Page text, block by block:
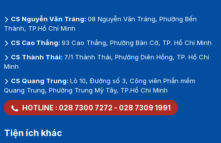
CS Nguyễn Văn Tráng: 08 Nguyễn Văn Tráng, Phường Bến
Thành, TP.Hồ Chí Minh
CS Cao Thắng: 93 Cao Thắng, Phường Bàn Cờ, TP. Hồ Chí Minh
CS Thành Thái: 7/1 Thành Thái, Phường Diên Hồng, TP. Hồ Chí
Minh
CS Quang Trung: Lô 10, Đường số 3, Công viên Phần mềm
Quang Trung, Phường Trung Mỹ Tây, TP.Hồ Chí Minh
HOTLINE : 028 7300 7272 - 028 7309 1991
Tiện ích khác